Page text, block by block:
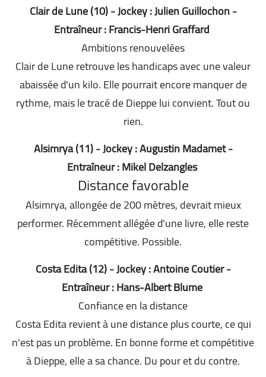
Clair de Lune (10) - Jockey : Julien Guillochon -
Entraîneur : Francis-Henri Graffard
Ambitions renouvelées
Clair de Lune retrouve les handicaps avec une valeur
abaissée d'un kilo. Elle pourrait encore manquer de
rythme, mais le tracé de Dieppe lui convient. Tout ou
rien.
Alsimrya (11) - Jockey : Augustin Madamet -
Entraîneur : Mikel Delzangles
Distance favorable
Alsimrya, allongée de 200 mètres, devrait mieux
performer. Récemment allégée d'une livre, elle reste
compétitive. Possible.
Costa Edita (12) - Jockey : Antoine Coutier -
Entraîneur : Hans-Albert Blume
Confiance en la distance
Costa Edita revient à une distance plus courte, ce qui
n'est pas un problème. En bonne forme et compétitive
à Dieppe, elle a sa chance. Du pour et du contre.